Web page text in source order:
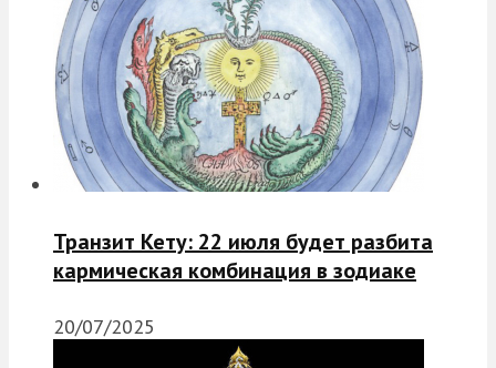
Транзит Кету: 22 июля будет разбита
кармическая комбинация в зодиаке
20/07/2025